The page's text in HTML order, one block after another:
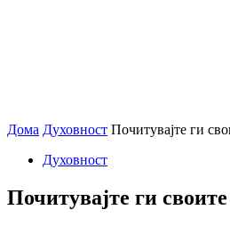
Дома Духовност Почитувајте ги
Духовност
Почитувајте ги